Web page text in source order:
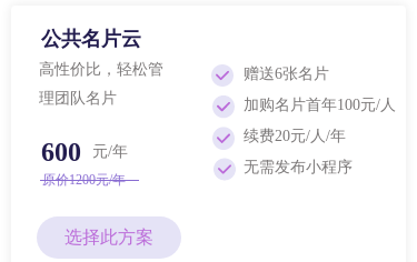
公共名片云
高性价比，轻松管
理团队名片
600
赠送6张名片
加购名片首年100元/人
续费20元/人/年
无需发布小程序
选择此方案
元/年
原价1200元/年